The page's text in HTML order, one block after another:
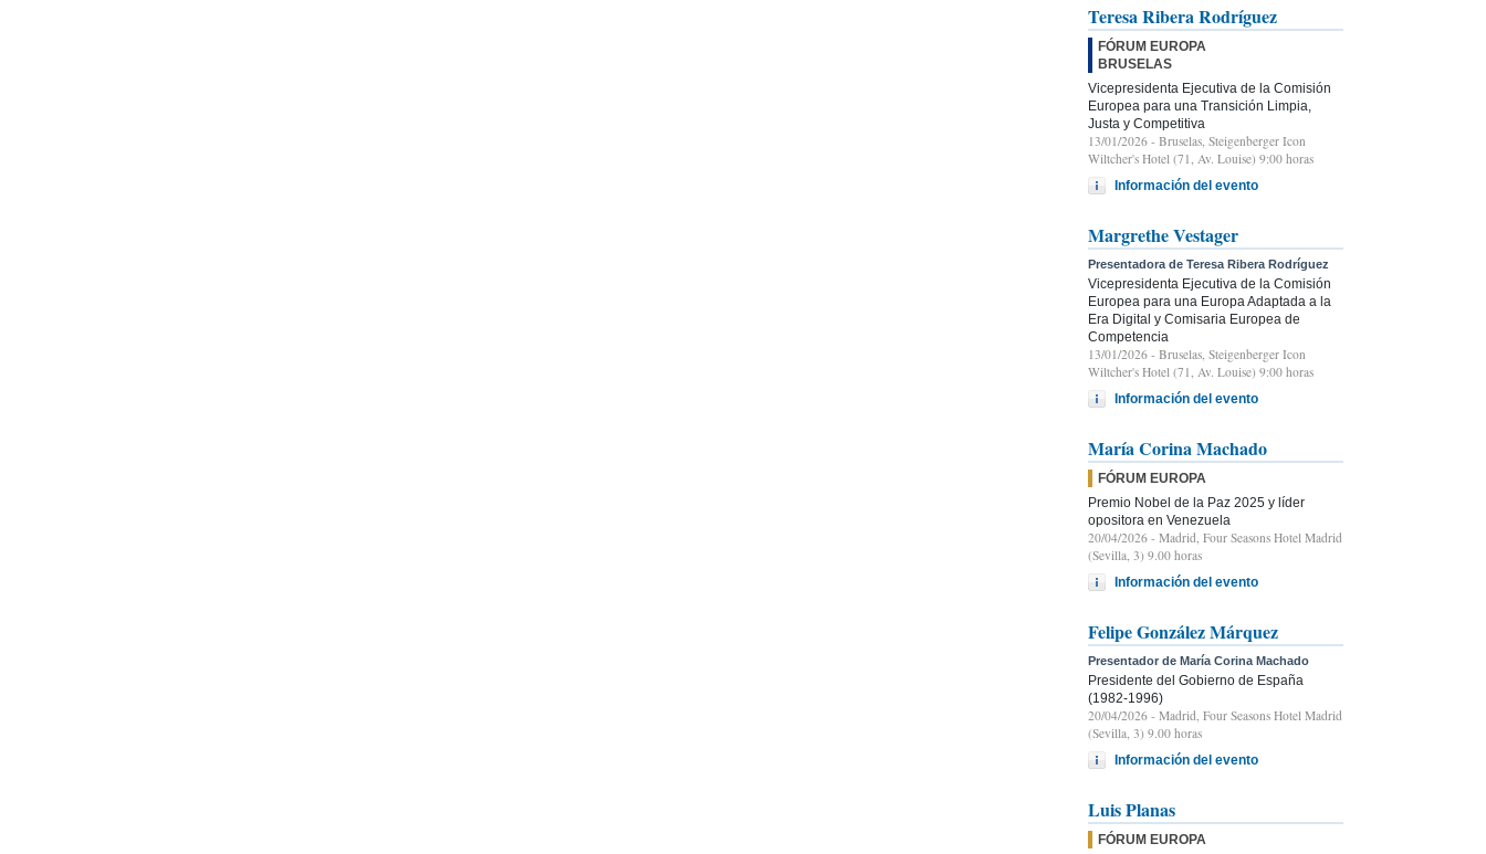
Teresa Ribera Rodríguez
FÓRUM EUROPA
BRUSELAS
Vicepresidenta Ejecutiva de la Comisión
Europea para una Transición Limpia,
Justa y Competitiva
13/01/2026 - Bruselas, Steigenberger Icon
Wiltcher's Hotel (71, Av. Louise) 9:00 horas
Información del evento
Margrethe Vestager
Presentadora de Teresa Ribera Rodríguez
Vicepresidenta Ejecutiva de la Comisión
Europea para una Europa Adaptada a la
Era Digital y Comisaria Europea de
Competencia
13/01/2026 - Bruselas, Steigenberger Icon
Wiltcher's Hotel (71, Av. Louise) 9:00 horas
Información del evento
María Corina Machado
FÓRUM EUROPA
Premio Nobel de la Paz 2025 y líder
opositora en Venezuela
20/04/2026 - Madrid, Four Seasons Hotel Madrid
(Sevilla, 3) 9.00 horas
Información del evento
Felipe González Márquez
Presentador de María Corina Machado
Presidente del Gobierno de España
(1982-1996)
20/04/2026 - Madrid, Four Seasons Hotel Madrid
(Sevilla, 3) 9.00 horas
Información del evento
Luis Planas
FÓRUM EUROPA